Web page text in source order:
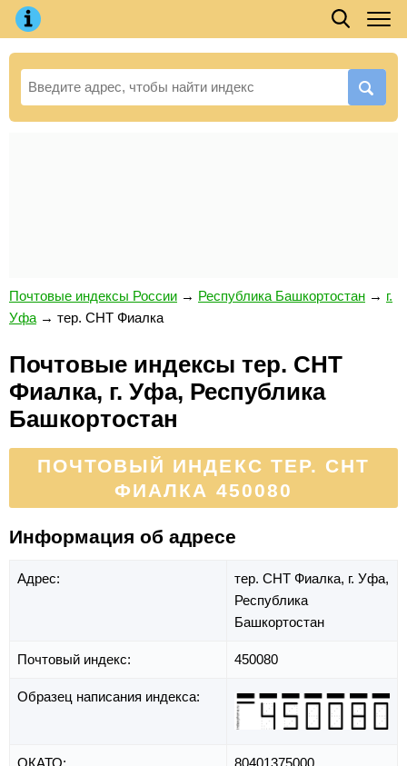
Почтовые индексы России → Республика Башкортостан → г.
Уфа → тер. СНТ Фиалка
Почтовые индексы тер. СНТ
Фиалка, г. Уфа, Республика
Башкортостан
ПОЧТОВЫЙ ИНДЕКС ТЕР. СНТ
ФИАЛКА 450080
Информация об адресе
Адрес: тер. СНТ Фиалка, г. Уфа,
Республика
Башкортостан
Почтовый индекс: 450080
Образец написания индекса: